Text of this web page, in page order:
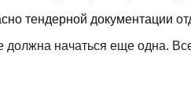
тендерной документации
должна начаться еще одна.